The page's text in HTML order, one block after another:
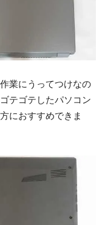
業にうってつけなの
テゴテしたパソコン
におすすめできま